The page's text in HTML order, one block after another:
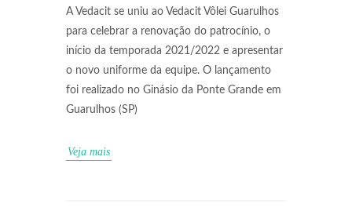
A Vedacit se uniu ao Vedacit Vôlei Guarulhos
para celebrar a renovação do patrocínio, o
início da temporada 2021/2022 e apresentar
o novo uniforme da equipe. O lançamento
foi realizado no Ginásio da Ponte Grande em
Guarulhos (SP)
Veja mais